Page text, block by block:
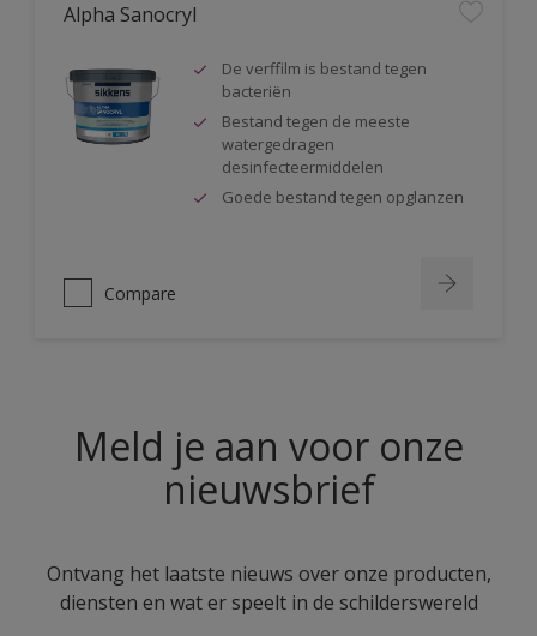
Alpha Sanocryl
De verffilm is bestand tegen
bacteriën
Bestand tegen de meeste
watergedragen
desinfecteermiddelen
Goede bestand tegen opglanzen
Compare
Meld je aan voor onze
nieuwsbrief
Ontvang het laatste nieuws over onze producten,
diensten en wat er speelt in de schilderswereld